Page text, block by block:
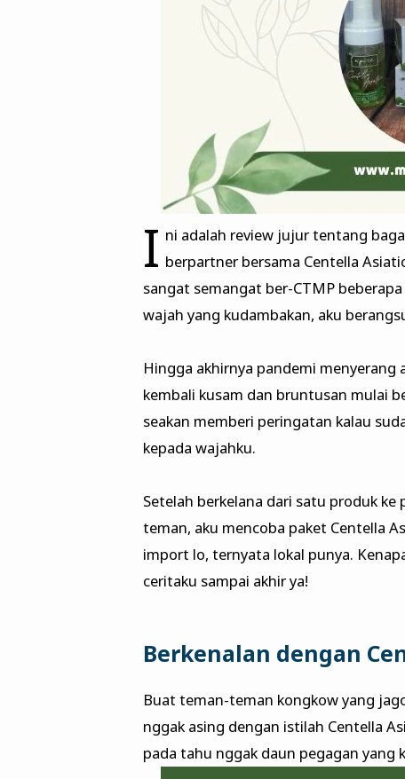
I ni adalah review jujur tentang
berpartner bersama Centella
sangat semangat ber-CTMP
wajah yang kudambakan, aku
Hingga akhirnya pandemi
kembali kusam dan bruntusan mulai
seakan memberi peringatan kalau
kepada wajahku.
Setelah berkelana dari satu produk
teman, aku mencoba paket Centella
import lo, ternyata lokal punya.
ceritaku sampai akhir ya!
Berkenalan dengan
Buat teman-teman kongkow yang
nggak asing dengan istilah Centella
pada tahu nggak daun pegagan yang